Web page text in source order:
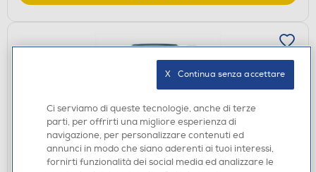
BOLLITORI
Ci serviamo di queste tecnologie, anche di terze
parti, per offrirti una migliore esperienza di
navigazione, per personalizzare contenuti ed
annunci in modo che siano aderenti ai tuoi interessi,
fornirti funzionalità dei social media ed analizzare le
X   Continua senza accettare